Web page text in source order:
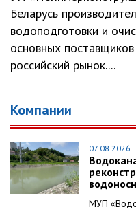
Беларусь
водоподготовки и
основных
российский рынок....
Компании
07.08.2026
МУП